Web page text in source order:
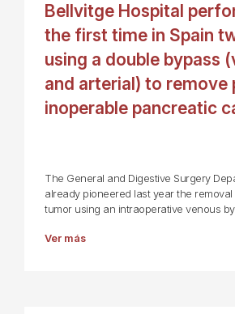
Bellvitge Hospital
the first time in Spain
using a double bypass
and arterial) to remove
inoperable pancreatic
The General and Digestive Surgery
already pioneered last year the
tumor using an intraoperative venous
Ver más